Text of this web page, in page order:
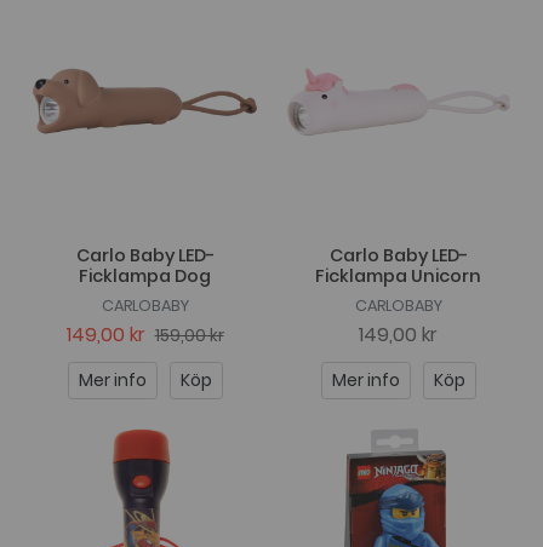
Carlo Baby LED-
Ficklampa Dog
CARLOBABY
149,00 kr 159,00 kr
Mer info
Köp
Carlo Baby LED-
Ficklampa Unicorn
CARLOBABY
149,00 kr
Mer info Köp